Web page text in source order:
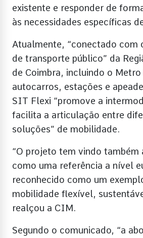
existente e responder de
às necessidades específicas
Atualmente, “conectado com
de transporte público” da
de Coimbra, incluindo o Metro
autocarros, estações e
SIT Flexi “promove a
facilita a articulação entre
soluções” de mobilidade.
“O projeto tem vindo também
como uma referência a nível
reconhecido como um
mobilidade flexível,
realçou a CIM.
Segundo o comunicado, “a